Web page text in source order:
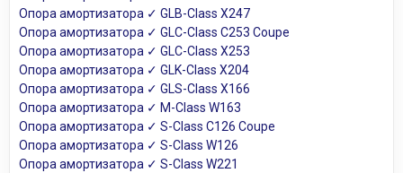
Опора амортизатора ✓ GLB-Class X247
Опора амортизатора ✓ GLC-Class C253 Coupe
Опора амортизатора ✓ GLC-Class X253
Опора амортизатора ✓ GLK-Class X204
Опора амортизатора ✓ GLS-Class X166
Опора амортизатора ✓ M-Class W163
Опора амортизатора ✓ S-Class C126 Coupe
Опора амортизатора ✓ S-Class W126
Опора амортизатора ✓ S-Class W221